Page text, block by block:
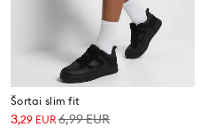
Šortai slim fit
3,29 EUR6,99EUR